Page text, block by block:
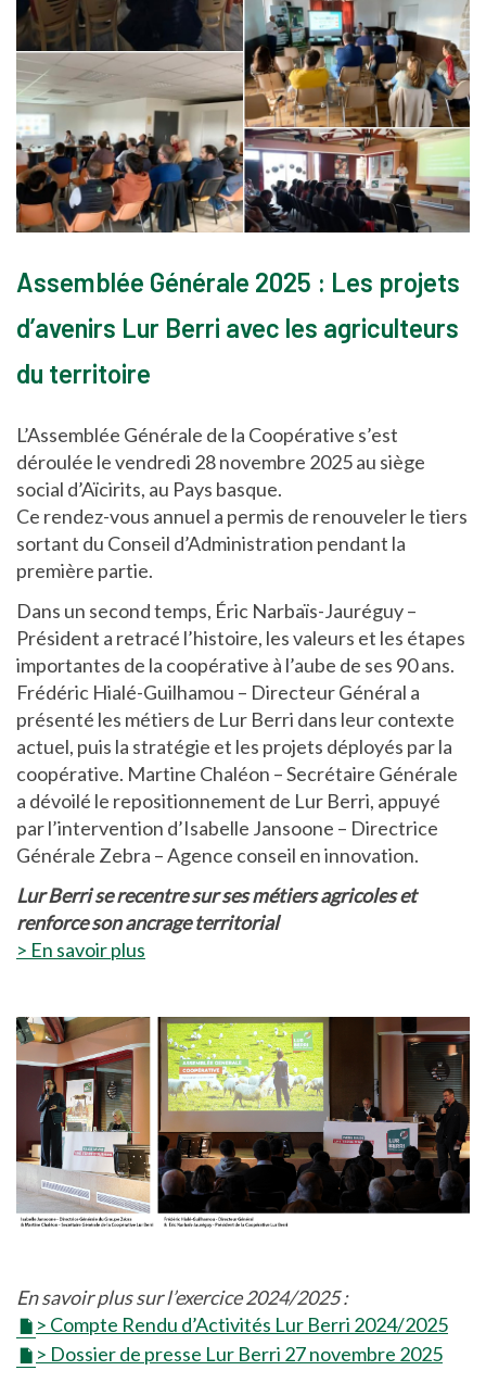
Assemblée Générale 2025 : Les projets
d’avenirs Lur Berri avec les agriculteurs
du territoire
L’Assemblée Générale de la Coopérative s’est
déroulée le vendredi 28 novembre 2025 au siège
social d’Aïcirits, au Pays basque.
Ce rendez-vous annuel a permis de renouveler le tiers
sortant du Conseil d’Administration pendant la
première partie.
Dans un second temps, Éric Narbaïs-Jauréguy –
Président a retracé l’histoire, les valeurs et les étapes
importantes de la coopérative à l’aube de ses 90 ans.
Frédéric Hialé-Guilhamou – Directeur Général a
présenté les métiers de Lur Berri dans leur contexte
actuel, puis la stratégie et les projets déployés par la
coopérative. Martine Chaléon – Secrétaire Générale
a dévoilé le repositionnement de Lur Berri, appuyé
par l’intervention d’Isabelle Jansoone – Directrice
Générale Zebra – Agence conseil en innovation.
Lur Berri se recentre sur ses métiers agricoles et
renforce son ancrage territorial
> En savoir plus
En savoir plus sur l’exercice 2024/2025 :
> Compte Rendu d’Activités Lur Berri 2024/2025
> Dossier de presse Lur Berri 27 novembre 2025